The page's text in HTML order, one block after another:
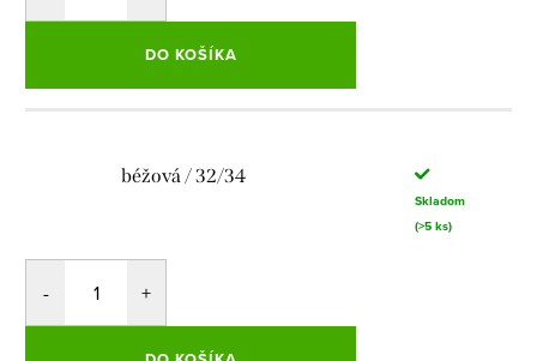
DO KOŠÍKA
béžová / 32/34
Skladom
(>5 ks)